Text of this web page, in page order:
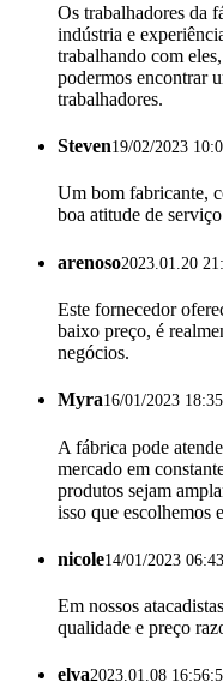
Os trabalhadores da
indústria e
trabalhando com
podermos encontrar
trabalhadores.
Steven19/02/2023
Um bom fabricante,
boa atitude de
arenoso2023.01.20
Este fornecedor
baixo preço, é
negócios.
Myra16/01/2023
A fábrica pode
mercado em
produtos sejam
isso que escolhemos
nicole14/01/2023
Em nossos
qualidade e preço
elva2023.01.08